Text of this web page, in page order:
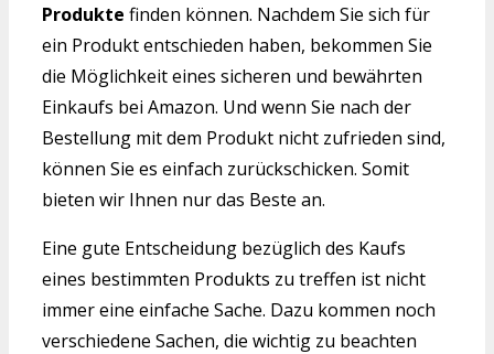
Produkte finden können. Nachdem Sie sich für
ein Produkt entschieden haben, bekommen Sie
die Möglichkeit eines sicheren und bewährten
Einkaufs bei Amazon. Und wenn Sie nach der
Bestellung mit dem Produkt nicht zufrieden sind,
können Sie es einfach zurückschicken. Somit
bieten wir Ihnen nur das Beste an.
Eine gute Entscheidung bezüglich des Kaufs
eines bestimmten Produkts zu treffen ist nicht
immer eine einfache Sache. Dazu kommen noch
verschiedene Sachen, die wichtig zu beachten